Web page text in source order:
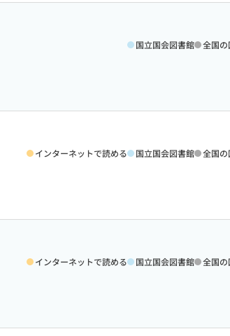
国立国会図書館 全国
インターネットで読める 国立国会図書館 全国
インターネットで読める 国立国会図書館 全国